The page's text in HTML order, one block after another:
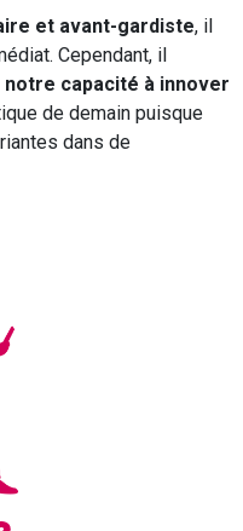
et avant-gardiste, il
Cependant, il
capacité à innover
de demain puisque
dans de